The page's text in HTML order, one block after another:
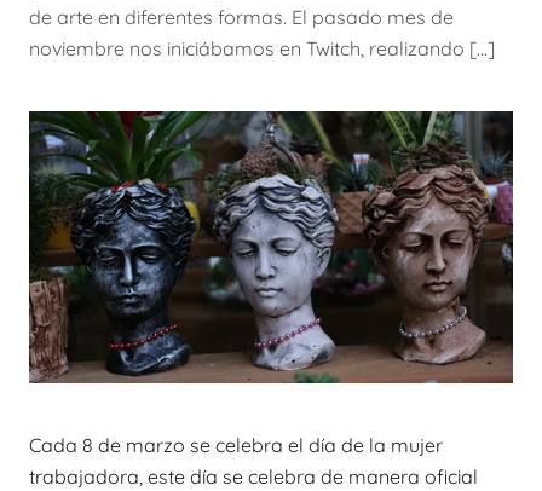
de arte en diferentes formas. El pasado mes de
noviembre nos iniciábamos en Twitch, realizando […]
Cada 8 de marzo se celebra el día de la mujer
trabajadora, este día se celebra de manera oficial